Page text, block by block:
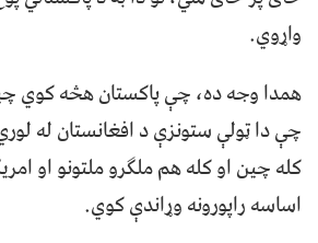
واړوي.
همدا وجه ده، چې پاکستان هڅه کوي
چې دا ټولې ستونزې د افغانستان له
کله چین او کله هم ملګرو ملتونو او
اساسه راپورونه وړاندې کوي.